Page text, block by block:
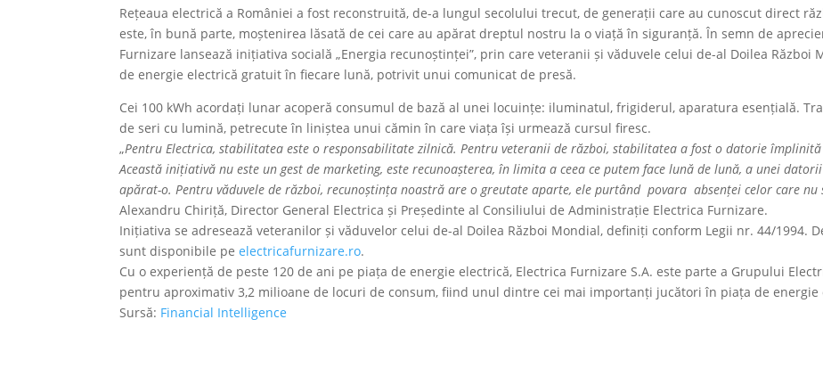
Rețeaua electrică a României a fost reconstruită, de-a lungul secolului trecut, de generații care au cunoscut direct
este, în bună parte, moștenirea lăsată de cei care au apărat dreptul nostru la o viață în siguranță. În semn de
Furnizare lansează inițiativa socială „Energia recunoștinței”, prin care veteranii și văduvele celui de-al Doilea Război
de energie electrică gratuit în fiecare lună, potrivit unui comunicat de presă.
Cei 100 kWh acordați lunar acoperă consumul de bază al unei locuințe: iluminatul, frigiderul, aparatura esențială.
de seri cu lumină, petrecute în liniștea unui cămin în care viața își urmează cursul firesc.
„Pentru Electrica, stabilitatea este o responsabilitate zilnică. Pentru veteranii de război, stabilitatea a fost o datorie
Această inițiativă nu este un gest de marketing, este recunoașterea, în limita a ceea ce putem face lună de lună, a unei
apărat-o. Pentru văduvele de război, recunoștința noastră are o greutate aparte, ele purtând povara absenței celor care
Alexandru Chiriță, Director General Electrica și Președinte al Consiliului de Administrație Electrica Furnizare.
Inițiativa se adresează veteranilor și văduvelor celui de-al Doilea Război Mondial, definiți conform Legii nr. 44/1994.
sunt disponibile peelectricafurnizare.ro.
Cu o experiență de peste 120 de ani pe piața de energie electrică, Electrica Furnizare S.A. este parte a Grupului
pentru aproximativ 3,2 milioane de locuri de consum, fiind unul dintre cei mai importanți jucători în piața de energie
Sursă: Financial Intelligence